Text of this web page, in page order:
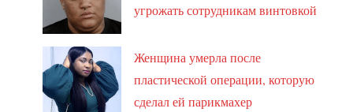
угрожать сотрудникам винтовкой
Женщина умерла после
пластической операции, которую
сделал ей парикмахер